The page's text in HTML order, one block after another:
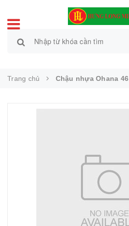
Trang chủ Chậu nhựa Ohana 46